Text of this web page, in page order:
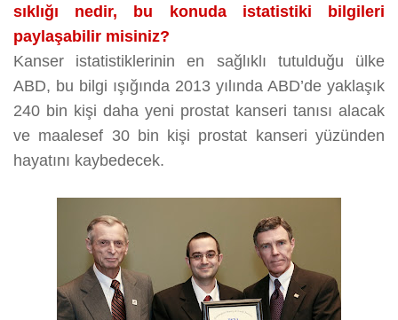
sıklığı nedir, bu konuda istatistiki bilgileri
paylaşabilir misiniz?
Kanser istatistiklerinin en sağlıklı tutulduğu ülke
ABD, bu bilgi ışığında 2013 yılında ABD’de yaklaşık
240 bin kişi daha yeni prostat kanseri tanısı alacak
ve maalesef 30 bin kişi prostat kanseri yüzünden
hayatını kaybedecek.